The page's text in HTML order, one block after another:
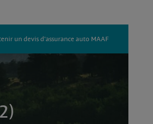
un devis d'assurance auto MAAF